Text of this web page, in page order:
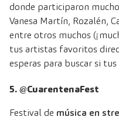
donde participaron
Vanesa Martín, Rozalén,
entre otros muchos
tus artistas favoritos
esperas para buscar si
5. @CuarentenaFest
Festival de música en